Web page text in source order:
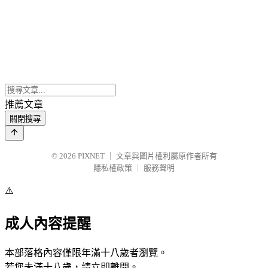
推薦文章
關閉搜尋
© 2026 PIXNET
文章與圖片權利屬原作者所有
隱私權政策
服務聲明
⚠️
成人內容提醒
本部落格內容僅限年滿十八歲者瀏覽。